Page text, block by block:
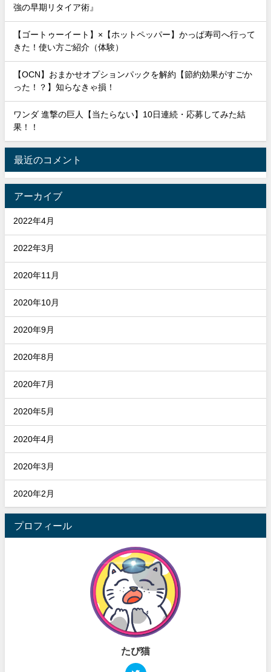
強の早期リタイア術』
【ゴートゥーイート】×【ホットペッパー】かっぱ寿司へ行って
きた！使い方ご紹介（体験）
【OCN】おまかせオプションパックを解約【節約効果がすごか
った！？】知らなきゃ損！
ワンダ 進撃の巨人【当たらない】10日連続・応募してみた結
果！！
最近のコメント
アーカイブ
2022年4月
2022年3月
2020年11月
2020年10月
2020年9月
2020年8月
2020年7月
2020年5月
2020年4月
2020年3月
2020年2月
プロフィール
たぴ猫